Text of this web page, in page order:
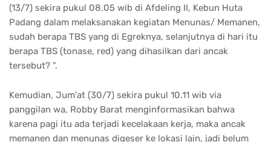
(13/7) sekira pukul 08.05 wib di Afdeling II, Kebun Huta
Padang dalam melaksanakan kegiatan Menunas/ Memanen,
sudah berapa TBS yang di Egreknya, selanjutnya di hari itu
berapa TBS (tonase, red) yang dihasilkan dari ancak
tersebut? ".
Kemudian, Jum'at (30/7) sekira pukul 10.11 wib via
panggilan wa, Robby Barat menginformasikan bahwa
karena pagi itu ada terjadi kecelakaan kerja, maka ancak
memanen dan menunas digeser ke lokasi lain, jadi belum